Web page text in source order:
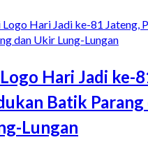
Hari Jadi ke-
Batik
Lungan